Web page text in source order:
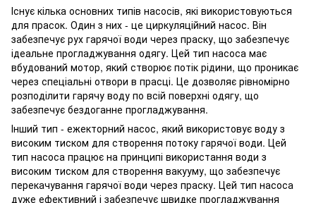
Існує кілька основних типів насосів, які використовуються
для прасок. Один з них - це циркуляційний насос. Він
забезпечує рух гарячої води через праску, що забезпечує
ідеальне прогладжування одягу. Цей тип насоса має
вбудований мотор, який створює потік рідини, що проникає
через спеціальні отвори в прасці. Це дозволяє рівномірно
розподілити гарячу воду по всій поверхні одягу, що
забезпечує бездоганне прогладжування.
Інший тип - ежекторний насос, який використовує воду з
високим тиском для створення потоку гарячої води. Цей
тип насоса працює на принципі використання води з
високим тиском для створення вакууму, що забезпечує
перекачування гарячої води через праску. Цей тип насоса
дуже ефективний і забезпечує швидке прогладжування